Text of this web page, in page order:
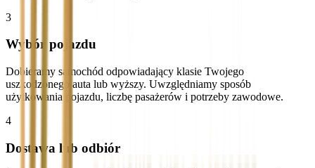
3
Wybór pojazdu
Dobieramy samochód odpowiadający klasie Twojego
uszkodzonego auta lub wyższy. Uwzględniamy sposób
użytkowania pojazdu, liczbę pasażerów i potrzeby zawodowe.
4
Dostawa lub odbiór